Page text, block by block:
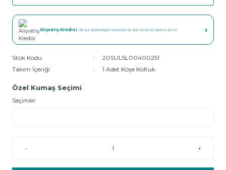
Alışveriş Kredisi ile en avantajlı oranlarla bu ürünü satın alın! ›
Stok Kodu
20SUL5L00400251
Takım İçeriği
1 Adet Köşe Koltuk
Özel Kumaş Seçimi
Seçimler
- +